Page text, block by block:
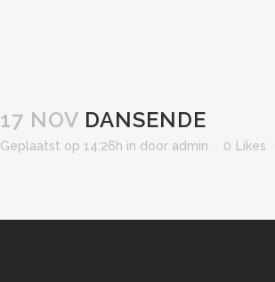
17 NOV DANSENDE
Geplaatst op 14:26h in door admin 0 Likes